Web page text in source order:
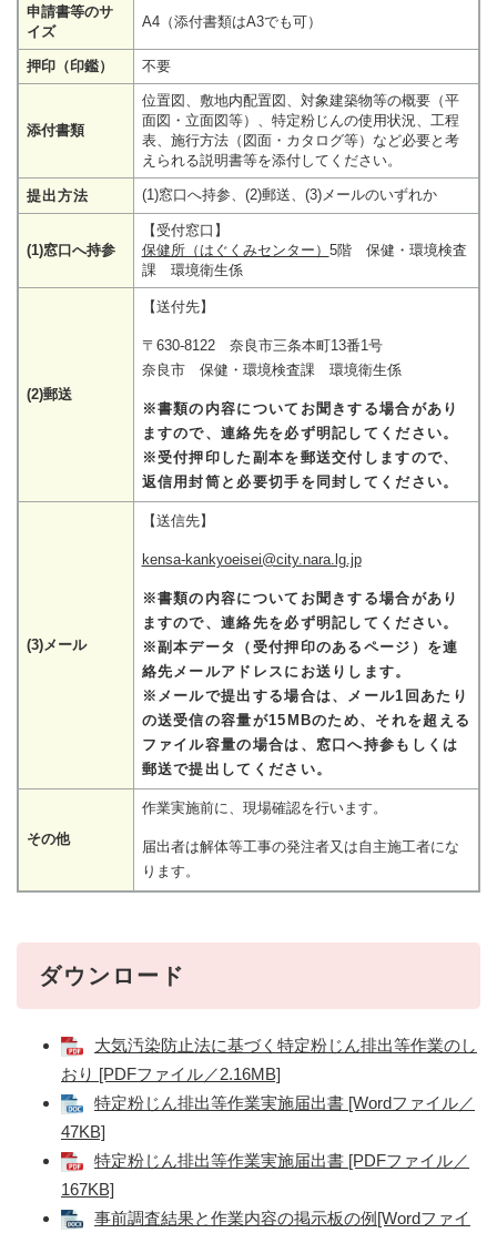
申請書等のサ
イズ
A4（添付書類はA3でも可）
押印（印鑑） 不要
添付書類
位置図、敷地内配置図、対象建築物等の概要（平
面図・立面図等）、特定粉じんの使用状況、工程
表、施行方法（図面・カタログ等）など必要と考
えられる説明書等を添付してください。
提出方法 (1)窓口へ持参、(2)郵送、(3)メールのいずれか
(1)窓口へ持参
【受付窓口】
保健所（はぐくみセンター） 5階 保健・環境検査
課 環境衛生係
(2)郵送
【送付先】
〒630-8122 奈良市三条本町13番1号
奈良市 保健・環境検査課 環境衛生係
※書類の内容についてお聞きする場合があり
ますので、連絡先を必ず明記してください。
※受付押印した副本を郵送交付しますので、
返信用封筒と必要切手を同封してください。
(3)メール
【送信先】
kensa-kankyoeisei@city.nara.lg.jp
※書類の内容についてお聞きする場合があり
ますので、連絡先を必ず明記してください。
※副本データ（受付押印のあるページ）を連
絡先メールアドレスにお送りします。
※メールで提出する場合は、メール1回あたり
の送受信の容量が15MBのため、それを超える
ファイル容量の場合は、窓口へ持参もしくは
郵送で提出してください。
その他
作業実施前に、現場確認を行います。
届出者は解体等工事の発注者又は自主施工者にな
ります。
ダウンロード
大気汚染防止法に基づく特定粉じん排出等作業のし
おり [PDFファイル／2.16MB]
特定粉じん排出等作業実施届出書 [Wordファイル／
47KB]
特定粉じん排出等作業実施届出書 [PDFファイル／
167KB]
事前調査結果と作業内容の掲示板の例[Wordファイ